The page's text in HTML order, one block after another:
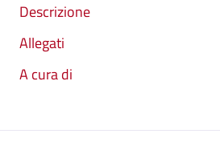
Descrizione
Allegati
A cura di